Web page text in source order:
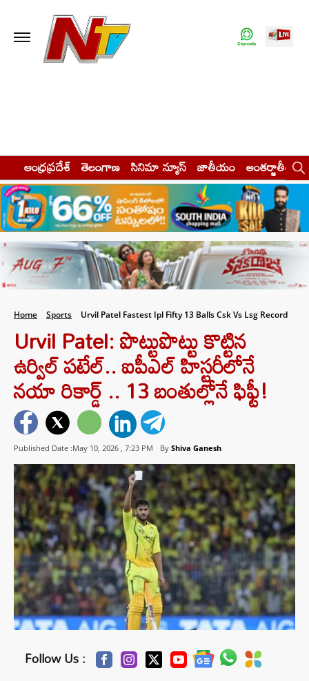
ఆంధ్రప్రదేశ్ తెలంగాణ సినిమా న్యూస్ జాతీయం అంతర్జాతీయం
Home Sports Urvil Patel Fastest Ipl Fifty 13 Balls Csk Vs Lsg Record
Urvil Patel: పొట్టుపొట్టు కొట్టిన
ఉర్విల్ పటేల్.. ఐపీఎల్ హిస్టరీలోనే
నయా రికార్డ్ .. 13 బంతుల్లోనే ఫిఫ్టీ!
Published Date :May 10, 2026 , 7:23 PM By Shiva Ganesh
Follow Us :